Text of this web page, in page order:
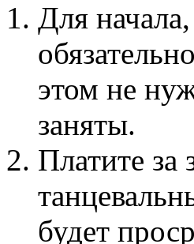
Для
этом не
заняты.
Платите за
будет